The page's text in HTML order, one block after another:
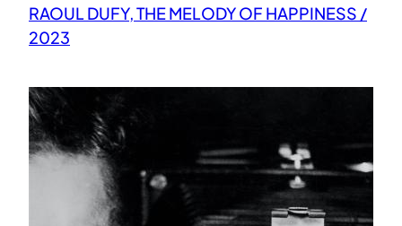
RAOUL DUFY, THE MELODY OF HAPPINESS /
2023